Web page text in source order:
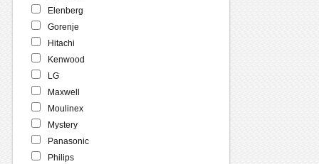
Elenberg
Gorenje
Hitachi
Kenwood
LG
Maxwell
Moulinex
Mystery
Panasonic
Philips